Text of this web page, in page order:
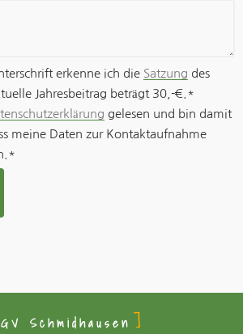
erkenne ich die Satzung des
Jahresbeitrag beträgt 30,-€.*
gelesen und bin damit
meine Daten zur Kontaktaufnahme
Schmidhausen